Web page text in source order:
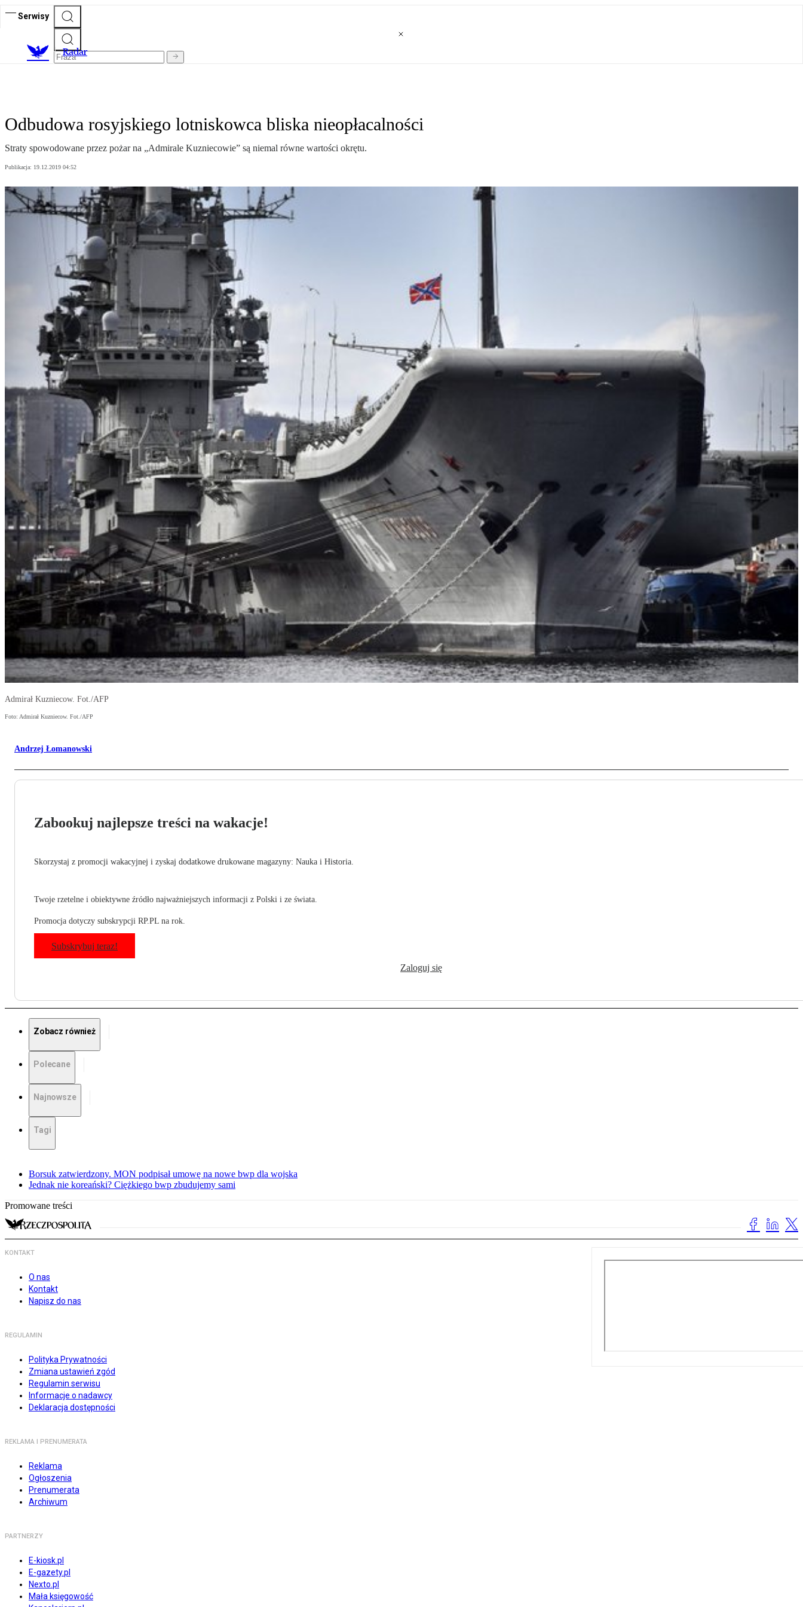
Serwisy
Radar
Odbudowa rosyjskiego lotniskowca bliska nieopłacalności
Straty spowodowane przez pożar na „Admirale Kuzniecowie” są niemal równe wartości okrętu.
Publikacja: 19.12.2019 04:52
Admirał Kuzniecow. Fot./AFP
Foto: Admirał Kuzniecow. Fot./AFP
Andrzej Łomanowski
Zabookuj najlepsze treści na wakacje!
Skorzystaj z promocji wakacyjnej i zyskaj dodatkowe drukowane magazyny: Nauka i Historia.
Twoje rzetelne i obiektywne źródło najważniejszych informacji z Polski i ze świata.
Promocja dotyczy subskrypcji RP.PL na rok.
Subskrybuj teraz!
Zaloguj się
Zobacz również
Polecane
Najnowsze
Tagi
Borsuk zatwierdzony. MON podpisał umowę na nowe bwp dla wojska
Jednak nie koreański? Ciężkiego bwp zbudujemy sami
Promowane treści
KONTAKT
O nas
Kontakt
Napisz do nas
REGULAMIN
Polityka Prywatności
Zmiana ustawień zgód
Regulamin serwisu
Informacje o nadawcy
Deklaracja dostępności
REKLAMA I PRENUMERATA
Reklama
Ogłoszenia
Prenumerata
Archiwum
PARTNERZY
E-kiosk.pl
E-gazety.pl
Nexto.pl
Mała księgowość